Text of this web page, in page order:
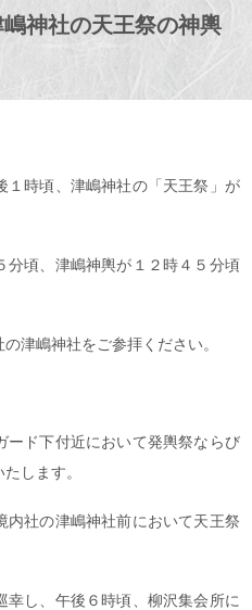
神社の天王祭の神輿
１時頃、津嶋神社の「天王祭」が
分頃、津嶋神輿が１２時４５分頃
津嶋神社をご参拝ください。
ード下付近において発輿祭ならび
します。
内社の津嶋神社前において天王祭
し、午後６時頃、柳沢集会所に